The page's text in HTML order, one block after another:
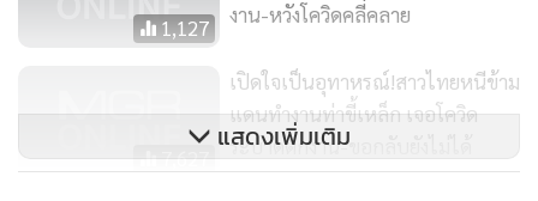
1,127
งาน-หวังโควิดคลี่คลาย
7,627
เปิดใจเป็นอุทาหรณ์!สาวไทยหนีข้าม
แดนทำงานท่าขี้เหล็ก เจอโควิด
ระบาดตกงาน-ขอกลับยังไม่ได้
แสดงเพิ่มเติม